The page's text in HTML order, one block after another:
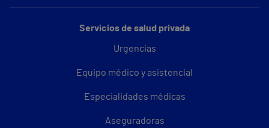
Servicios de salud privada
Urgencias
Equipo médico y asistencial
Especialidades médicas
Aseguradoras